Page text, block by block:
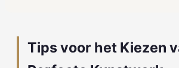
Tips voor het Kiezen